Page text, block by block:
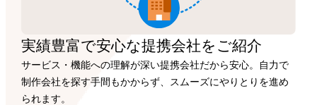
実績豊富で安心な提携会社を ご紹介
サービス・機能への理解が深い提携会社だから安心。自力で
制作会社を探す手間もかからず、スムーズにやりとりを進め
られます。